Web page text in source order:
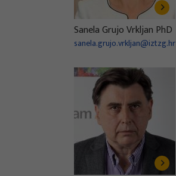
Sanela Grujo Vrkljan PhD
sanela.grujo.vrkljan@iztzg.hr